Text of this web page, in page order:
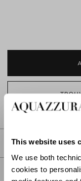
This website uses
We use both
cookies to
DESCRIPTION
DÉTAIL